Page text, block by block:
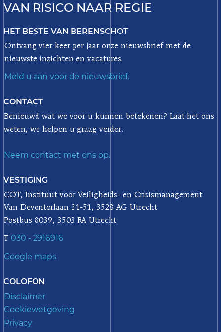
VAN RISICO NAAR REGIE
HET BESTE VAN BERENSCHOT
Ontvang vier keer per jaar onze nieuwsbrief met de
nieuwste inzichten en vacatures.
Meld u aan voor de nieuwsbrief.
CONTACT
Benieuwd wat we voor u kunnen betekenen? Laat het ons
weten, we helpen u graag verder.
Neem contact met ons op.
VESTIGING
COT, Instituut voor Veiligheids- en Crisismanagement
Van Deventerlaan 31-51, 3528 AG Utrecht
Postbus 8039, 3503 RA Utrecht
T 030 - 2916916
Google maps
COLOFON
Disclaimer
Cookiewetgeving
Privacy